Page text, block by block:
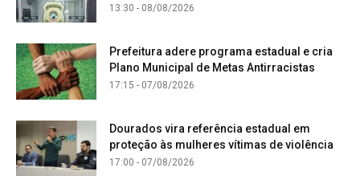
13:30 - 08/08/2026
Prefeitura adere programa estadual e cria
Plano Municipal de Metas Antirracistas
17:15 - 07/08/2026
Dourados vira referência estadual em
proteção às mulheres vítimas de violência
17:00 - 07/08/2026